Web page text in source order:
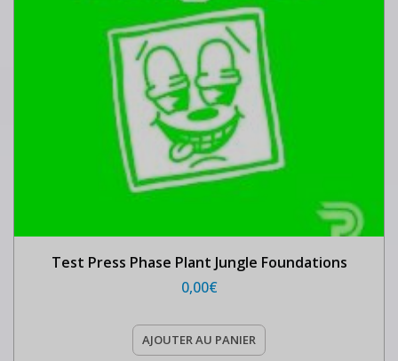
Test Press Phase Plant Jungle Foundations
0,00€
AJOUTER AU PANIER